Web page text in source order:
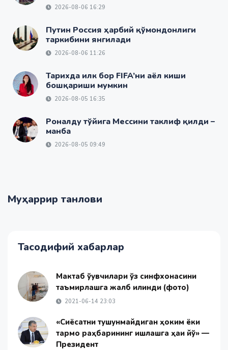
2026-08-06 16:29
Путин Россия ҳарбий қўмондонлиги
таркибини янгилади
2026-08-06 11:26
Тарихда илк бор FIFA’ни аёл киши
бошқариши мумкин
2026-08-05 16:35
Роналду тўйига Мессини таклиф қилди –
манба
2026-08-05 09:49
Муҳаррир танлови
Тасодифий хабарлар
Мактаб ўқувчилари ўз синфхонасини
таъмирлашга жалб қилинди (фото)
2021-06-14 23:03
«Сиёсатни тушунмайдиган ҳоким ёки
тармоқ раҳбарининг ишлашга ҳаққи йўқ» —
Президент